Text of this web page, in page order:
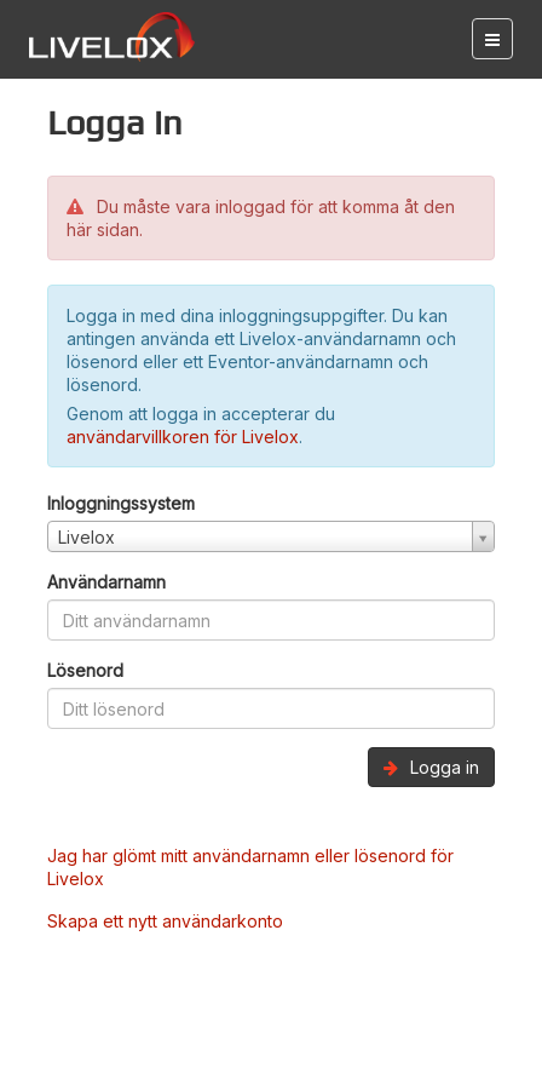
Logga in
Du måste vara inloggad för att komma åt den
här sidan.
Logga in med dina inloggningsuppgifter. Du kan
antingen använda ett Livelox-användarnamn och
lösenord eller ett Eventor-användarnamn och
lösenord.
Genom att logga in accepterar du
användarvillkoren för Livelox.
Inloggningssystem
Livelox
Användarnamn
Lösenord
Logga in
Jag har glömt mitt användarnamn eller lösenord för
Livelox
Skapa ett nytt användarkonto